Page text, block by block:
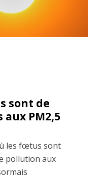
sont de
aux PM2,5
les fœtus sont
pollution aux